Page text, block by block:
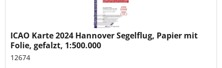
ICAO Karte 2024 Hannover Segelflug, Papier mit
Folie, gefalzt, 1:500.000
12674